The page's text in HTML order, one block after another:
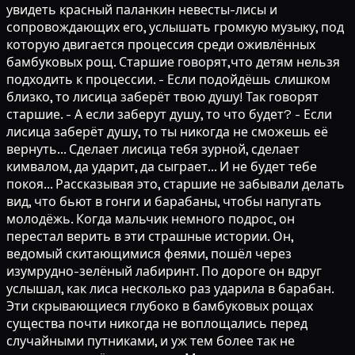
увидеть красный паланкин невесты-лисы и
сопровождающих его, услышать громкую музыку, под
которую двигается процессия среди оживлённых
бамбуковых рощ. Старшие говорят,что детям нельзя
подходить к процессии. - Если подойдёшь слишком
близко, то лисица заберёт твою душу! Так говорят
старшие. - А если заберут душу, то что будет? - Если
лисица заберёт душу, то ты никогда не сможешь её
вернуть... Сделает лисица тебя зурной, сделает
кимвалом, да ударит, да сыграет... И не будет тебе
покоя... Рассказывая это, старшие не забывали делать
вид, что бьют в гонги и барабаны, чтобы напугать
молодёжь. Когда мальчик немного подрос, он
перестал верить в эти страшные истории. Он,
ведомый скитающимися феями, пошёл через
изумрудно-зелёный лабиринт. По дороге он вдруг
услышал, как лиса несколько раз ударила в барабан.
Эти скрывающиеся глубоко в бамбуковых рощах
существа почти никогда не воплощались перед
случайными путниками, и уж тем более так не